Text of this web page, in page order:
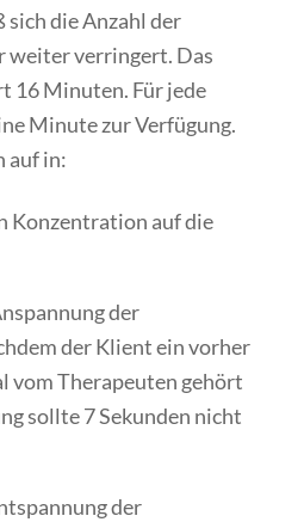
sich die Anzahl der
weiter verringert. Das
16 Minuten. Für jede
Minute zur Verfügung.
auf in:
Konzentration auf die
der
der Klient ein vorher
vom Therapeuten gehört
sollte 7 Sekunden nicht
der